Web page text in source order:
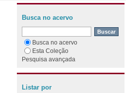
Busca no acervo
Busca no acervo
Esta Coleção
Pesquisa avançada
Listar por